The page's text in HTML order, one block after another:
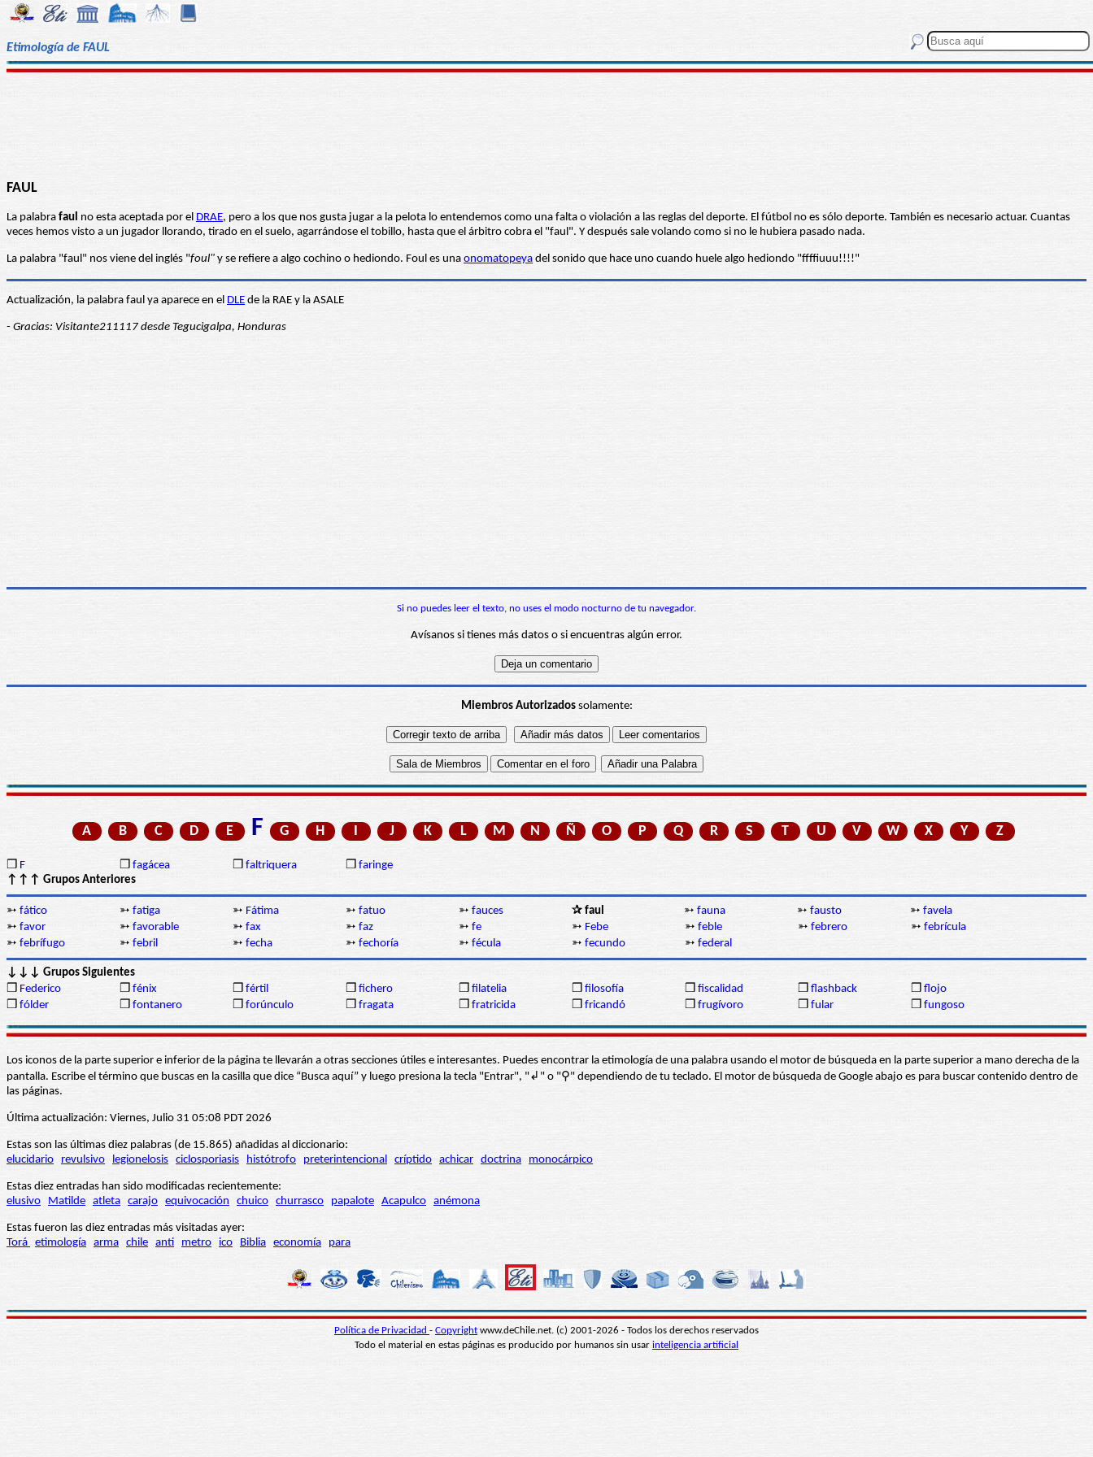
Etimología de FAUL
FAUL
La palabra faul no esta aceptada por el DRAE, pero a los que nos gusta jugar a la pelota lo entendemos como una falta o violación a las reglas del deporte. El fútbol no es sólo deporte. También es necesario actuar. Cuantas
veces hemos visto a un jugador llorando, tirado en el suelo, agarrándose el tobillo, hasta que el árbitro cobra el "faul". Y después sale volando como si no le hubiera pasado nada.
La palabra "faul" nos viene del inglés "foul" y se refiere a algo cochino o hediondo. Foul es una onomatopeya del sonido que hace uno cuando huele algo hediondo "ffffiuuu!!!!"
Actualización, la palabra faul ya aparece en el DLE de la RAE y la ASALE
- Gracias: Visitante211117 desde Tegucigalpa, Honduras
Si no puedes leer el texto, no uses el modo nocturno de tu navegador.
Avísanos si tienes más datos o si encuentras algún error.
Miembros Autorizadossolamente:
A B C D E F G H I J K L M N Ñ O P Q R S T U V W X Y Z
❒ F ❒ fagácea ❒ faltriquera ❒ faringe
↑↑↑ Grupos Anteriores
➳ fático ➳ fatiga ➳ Fátima ➳ fatuo ➳ fauces ✰ faul ➳ fauna ➳ fausto ➳ favela
➳ favor ➳ favorable ➳ fax ➳ faz ➳ fe ➳ Febe ➳ feble ➳ febrero ➳ febrícula
➳ febrífugo ➳ febril ➳ fecha ➳ fechoría ➳ fécula ➳ fecundo ➳ federal
↓↓↓ Grupos Siguientes
❒ Federico ❒ fénix ❒ fértil ❒ fichero ❒ filatelia ❒ filosofía ❒ fiscalidad ❒ flashback ❒ flojo
❒ fólder ❒ fontanero ❒ forúnculo ❒ fragata ❒ fratricida ❒ fricandó ❒ frugívoro ❒ fular ❒ fungoso
Los iconos de la parte superior e inferior de la página te llevarán a otras secciones útiles e interesantes. Puedes encontrar la etimología de una palabra usando el motor de búsqueda en la parte superior a mano derecha de la
pantalla. Escribe el término que buscas en la casilla que dice “Busca aquí” y luego presiona la tecla "Entrar", "↲" o "⚲" dependiendo de tu teclado. El motor de búsqueda de Google abajo es para buscar contenido dentro de
las páginas.
Última actualización: Viernes, Julio 31 05:08 PDT 2026
Estas son las últimas diez palabras (de 15.865) añadidas al diccionario:
elucidario
revulsivo legionelosis ciclosporiasis histótrofo preterintencional críptido achicar doctrina monocárpico
Estas diez entradas han sido modificadas recientemente:
elusivo
Matilde atleta carajo equivocación chuico churrasco papalote Acapulco anémona
Estas fueron las diez entradas más visitadas ayer:
Torá etimología arma chile anti metro ico Biblia economía para
Política de Privacidad - Copyright www.deChile.net. (c) 2001-2026 - Todos los derechos reservados
Todo el material en estas páginas es producido por humanos sin usar inteligencia artificial